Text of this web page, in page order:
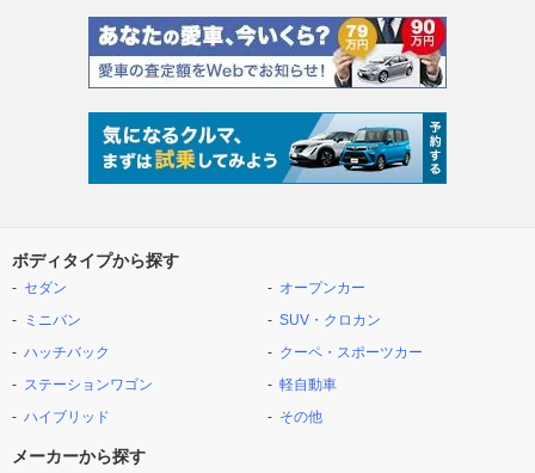
ボディタイプから探す
セダン
ミニバン
ハッチバック
ステーションワゴン
ハイブリッド
オープンカー
SUV・クロカン
クーペ・スポーツカー
軽自動車
その他
メーカーから探す